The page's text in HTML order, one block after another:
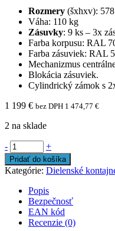
Rozmery (šxhxv):
Váha: 110 kg
Zásuvky: 9 ks – 3x
Farba korpusu: RAL
Farba zásuviek: RAL
Mechanizmus
Blokácia zásuviek.
Cylindrický zámok s
1 199 € bez DPH 1 474,77 €
2 na sklade
- +
Pridať do košíka
Kategórie: Dielenské
Popis
Bezpečnosť
EAN kód
Recenzie (0)